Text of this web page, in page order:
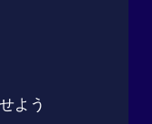
よう